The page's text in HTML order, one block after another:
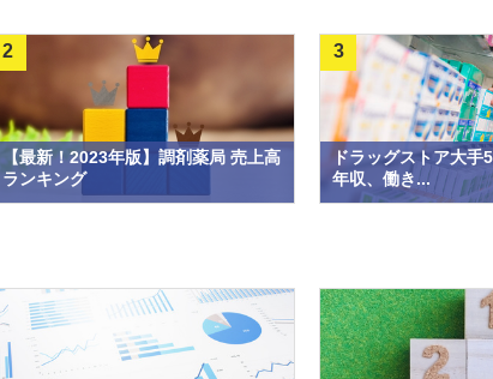
【最新！2023年版】調剤薬局 売上高
ランキング
2
ドラッグストア大手
年収、働き...
3